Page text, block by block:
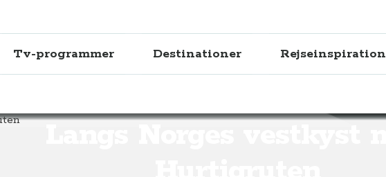
Tv-programmer Destinationer Rejseinspiration